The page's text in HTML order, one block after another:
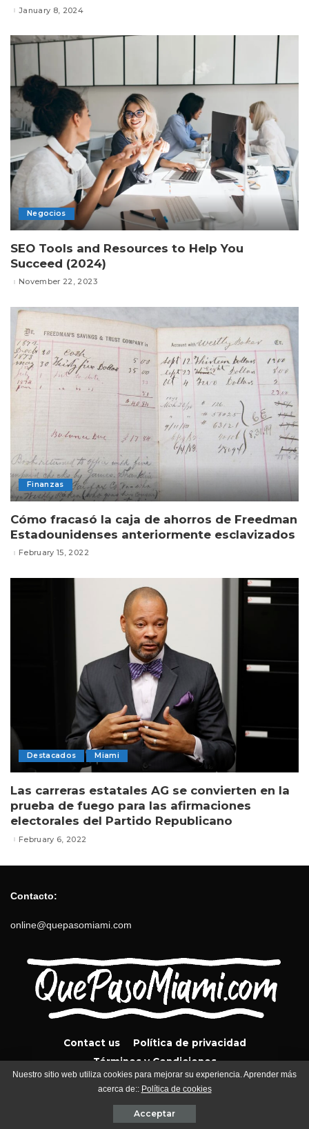
January 8, 2024
Negocios
SEO Tools and Resources to Help You
Succeed (2024)
November 22, 2023
Finanzas
Cómo fracasó la caja de ahorros de Freedman
Estadounidenses anteriormente esclavizados
February 15, 2022
Destacados Miami
Las carreras estatales AG se convierten en la
prueba de fuego para las afirmaciones
electorales del Partido Republicano
February 6, 2022
Contacto:
online@quepasomiami.com
Contact us
Política de privacidad
Términos y Condiciones
QuePasoMiami.com 2024
Nuestro sitio web utiliza cookies para mejorar su experiencia. Aprender más
acerca de:: Política de cookies
Acceptar